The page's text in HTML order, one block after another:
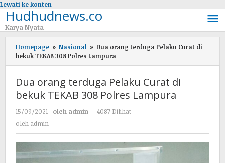
Lewati ke konten
Hudhudnews.co
Karya Nyata
Homepage » Nasional » Dua orang terduga Pelaku Curat di
bekuk TEKAB 308 Polres Lampura
Dua orang terduga Pelaku Curat di
bekuk TEKAB 308 Polres Lampura
15/09/2021 oleh admin-
4087 Dilihat
oleh admin